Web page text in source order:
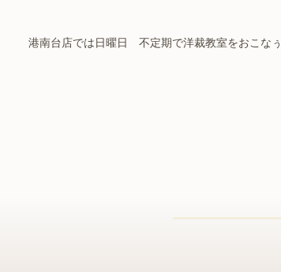
港南台店では日曜日 不定期で洋裁教室をおこなぅ